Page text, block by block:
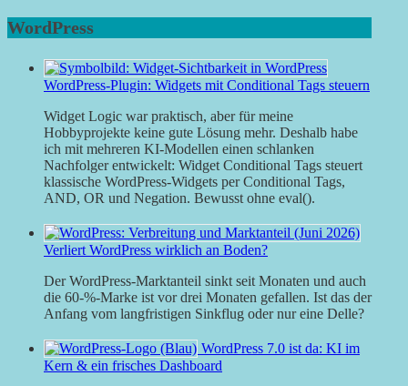
WordPress
WordPress-Plugin: Widgets mit Conditional Tags steuern
Widget Logic war praktisch, aber für meine
Hobbyprojekte keine gute Lösung mehr. Deshalb habe
ich mit mehreren KI-Modellen einen schlanken
Nachfolger entwickelt: Widget Conditional Tags steuert
klassische WordPress-Widgets per Conditional Tags,
AND, OR und Negation. Bewusst ohne eval().
Verliert WordPress wirklich an Boden?
Der WordPress-Marktanteil sinkt seit Monaten und auch
die 60-%-Marke ist vor drei Monaten gefallen. Ist das der
Anfang vom langfristigen Sinkflug oder nur eine Delle?
WordPress 7.0 ist da: KI im
Kern & ein frisches Dashboard